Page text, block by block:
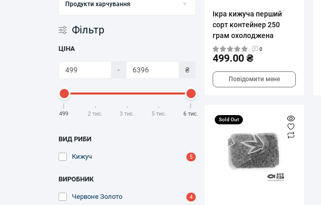
Мідії
Морський коктейль
Продукти харчування
Рибні консерви
Сири
МАКАРОННІ ВИРОБИ
Фільтр
ЦІНА
- ₴
499 2 тис. 3 тис. 5 тис. 6 тис.
ВИД РИБИ
Кижуч 5
ВИРОБНИК
Червоне Золото 4
Ікра кижуча перший
сорт контейнер 250
грам охолоджена
0
499.00 ₴
Повідомити мене
Sold Out